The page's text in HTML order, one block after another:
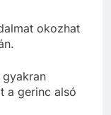
okozhat
a gerinc alsó